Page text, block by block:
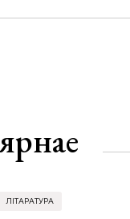
ЛІТАРАТУРА